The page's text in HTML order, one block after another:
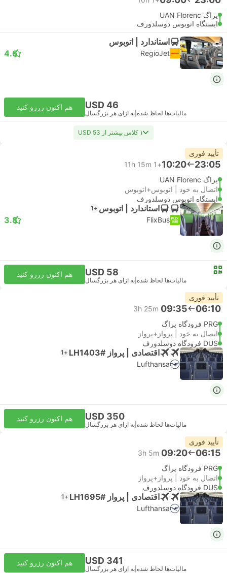
پراگ UAN Florenc
ایستگاه اتوبوس دوسلدورف
استاندارد | اتوبوس
RegioJet
4.6
USD 46
مالیات‌ها لحاظ شده به ازای هر بزرگسال
هم اکنون رزرو کنید
۱ کلاس بیشتر از USD 53
تأیید فوری
23:05
10:20
+1
11h 15m
پراگ UAN Florenc
اتصال به خود | اتوبوس+اتوبوس
ایستگاه اتوبوس دوسلدورف
استاندارد | اتوبوس +1
FlixBus
3.8
USD 58
مالیات‌ها لحاظ شده به ازای هر بزرگسال
هم اکنون رزرو کنید
تأیید فوری
06:10
09:35
3h 25m
PRG فرودگاه پراگ
اتصال به خود | پرواز+پرواز
DUS فرودگاه دوسلدورف
اقتصادی | پرواز #LH1403 +1
Lufthansa
USD 350
مالیات‌ها لحاظ شده به ازای هر بزرگسال
هم اکنون رزرو کنید
تأیید فوری
06:15
09:20
3h 5m
PRG فرودگاه پراگ
اتصال به خود | پرواز+پرواز
DUS فرودگاه دوسلدورف
اقتصادی | پرواز #LH1695 +1
Lufthansa
USD 341
مالیات‌ها لحاظ شده به ازای هر بزرگسال
هم اکنون رزرو کنید